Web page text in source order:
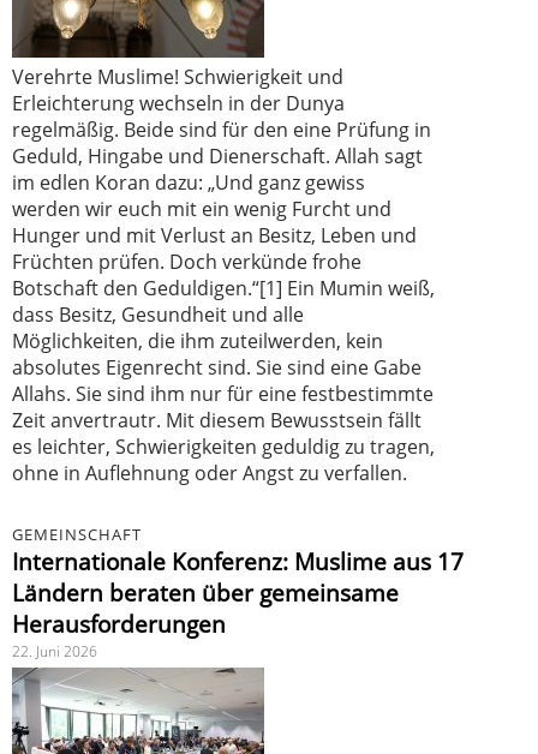
Verehrte Muslime! Schwierigkeit und
Erleichterung wechseln in der Dunya
regelmäßig. Beide sind für den eine Prüfung in
Geduld, Hingabe und Dienerschaft. Allah sagt
im edlen Koran dazu: „Und ganz gewiss
werden wir euch mit ein wenig Furcht und
Hunger und mit Verlust an Besitz, Leben und
Früchten prüfen. Doch verkünde frohe
Botschaft den Geduldigen.“[1] Ein Mumin weiß,
dass Besitz, Gesundheit und alle
Möglichkeiten, die ihm zuteilwerden, kein
absolutes Eigenrecht sind. Sie sind eine Gabe
Allahs. Sie sind ihm nur für eine festbestimmte
Zeit anvertrautr. Mit diesem Bewusstsein fällt
es leichter, Schwierigkeiten geduldig zu tragen,
ohne in Auflehnung oder Angst zu verfallen.
GEMEINSCHAFT
Internationale Konferenz: Muslime aus 17
Ländern beraten über gemeinsame
Herausforderungen
22. Juni 2026